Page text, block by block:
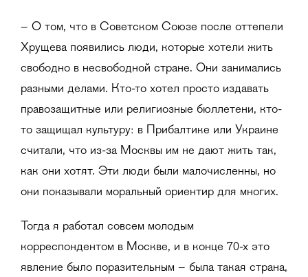
– О том, что в Советском Союзе после оттепели
Хрущева появились люди, которые хотели жить
свободно в несвободной стране. Они занимались
разными делами. Кто-то хотел просто издавать
правозащитные или религиозные бюллетени, кто-
то защищал культуру: в Прибалтике или Украине
считали, что из-за Москвы им не дают жить так,
как они хотят. Эти люди были малочисленны, но
они показывали моральный ориентир для многих.
Тогда я работал совсем молодым
корреспондентом в Москве, и в конце 70-х это
явление было поразительным – была такая страна,